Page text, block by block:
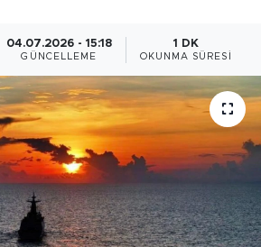
04.07.2026 - 15:18
GÜNCELLEME
1 DK
OKUNMA SÜRESI